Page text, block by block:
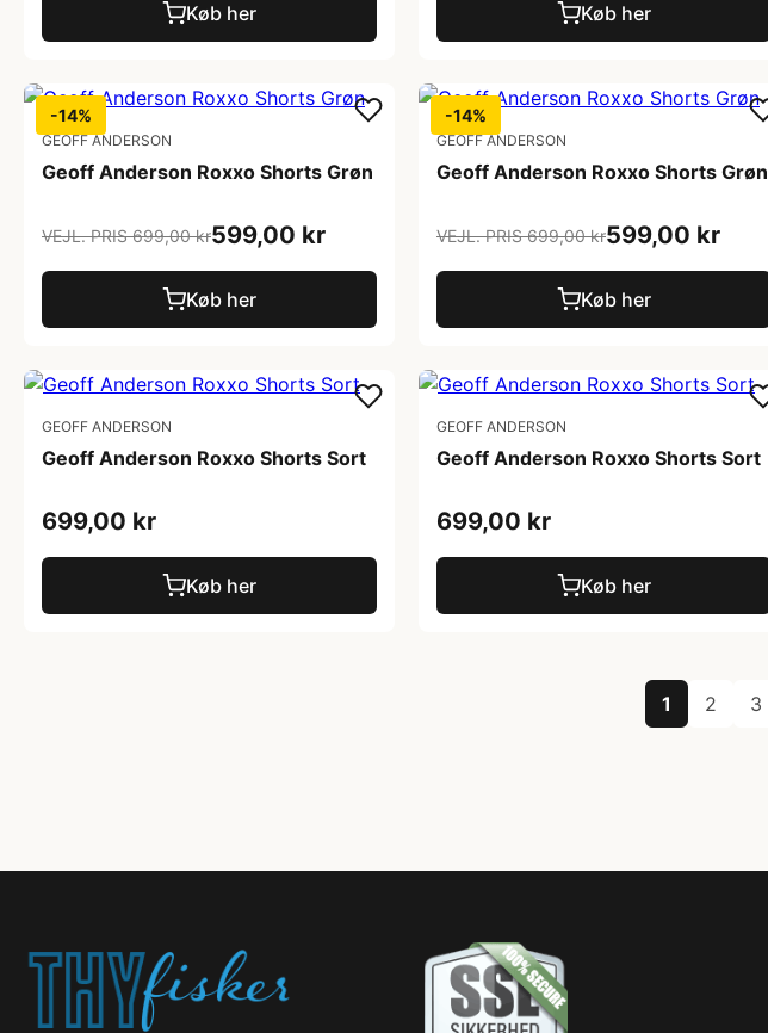
Køb her Køb her
-14%
GEOFF ANDERSON
Geoff Anderson Roxxo Shorts Grøn
VEJL. PRIS 699,00 kr599,00 kr
Køb her
-14%
GEOFF ANDERSON
Geoff Anderson Roxxo Shorts Grøn
VEJL. PRIS 699,00 kr599,00 kr
Køb her
GEOFF ANDERSON
Geoff Anderson Roxxo Shorts Sort
699,00 kr
Køb her
GEOFF ANDERSON
Geoff Anderson Roxxo Shorts Sort
699,00 kr
Køb her
1 2 3